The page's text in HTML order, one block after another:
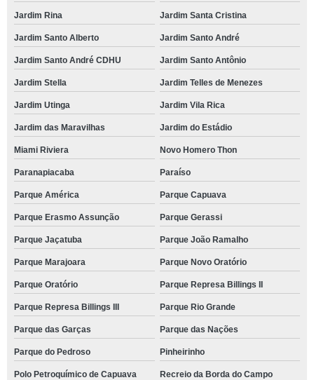
Jardim Rina Jardim Santa Cristina
Jardim Santo Alberto Jardim Santo André
Jardim Santo André CDHU Jardim Santo Antônio
Jardim Stella Jardim Telles de Menezes
Jardim Utinga Jardim Vila Rica
Jardim das Maravilhas Jardim do Estádio
Miami Riviera Novo Homero Thon
Paranapiacaba Paraíso
Parque América Parque Capuava
Parque Erasmo Assunção Parque Gerassi
Parque Jaçatuba Parque João Ramalho
Parque Marajoara Parque Novo Oratório
Parque Oratório Parque Represa Billings II
Parque Represa Billings III Parque Rio Grande
Parque das Garças Parque das Nações
Parque do Pedroso Pinheirinho
Polo Petroquímico de Capuava Recreio da Borda do Campo